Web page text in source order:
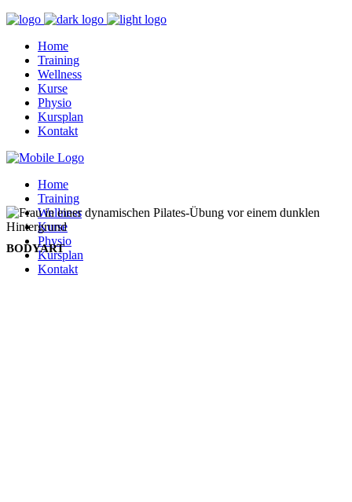
Home
Training
Wellness
Kurse
Physio
Kursplan
Kontakt
Home
Training
Wellness
Kurse
Physio
Kursplan
Kontakt
BODYART